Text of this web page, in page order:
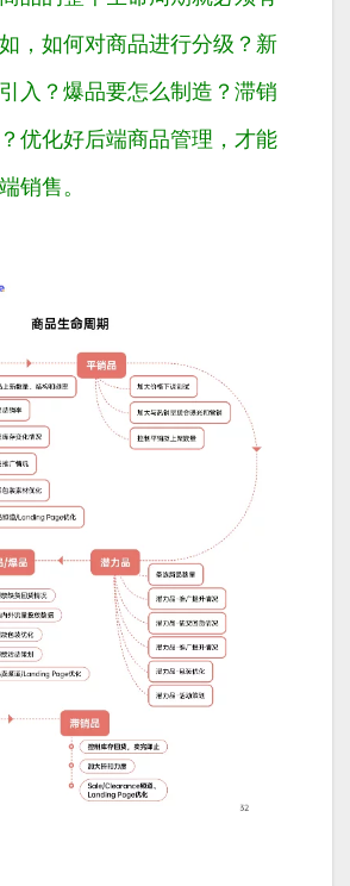
，如何对商品进行分级？新
入？爆品要怎么制造？滞销
优化好后端商品管理，才能
销售。